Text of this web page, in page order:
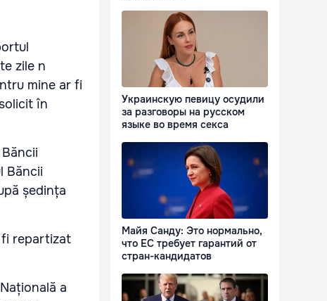
zile n
mine ar fi
în
Băncii
ședința
fi repartizat
a
Украинскую певицу осудили
за разговоры на русском
языке во время секса
Майя Санду: Это нормально,
что ЕС требует гарантий от
стран-кандидатов